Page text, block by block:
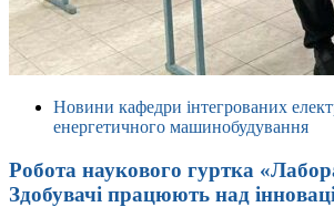
Новини кафедри інтегрованих
енергетичного машинобудування
Робота наукового гуртка
Здобувачі працюють над